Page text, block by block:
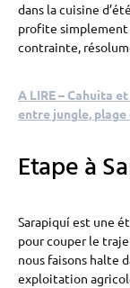
dans la cuisine
profite simplement
contrainte,
A LIRE – Cahuita
entre jungle,
Etape à
Sarapiquí est une
pour couper le
nous faisons halte
exploitation